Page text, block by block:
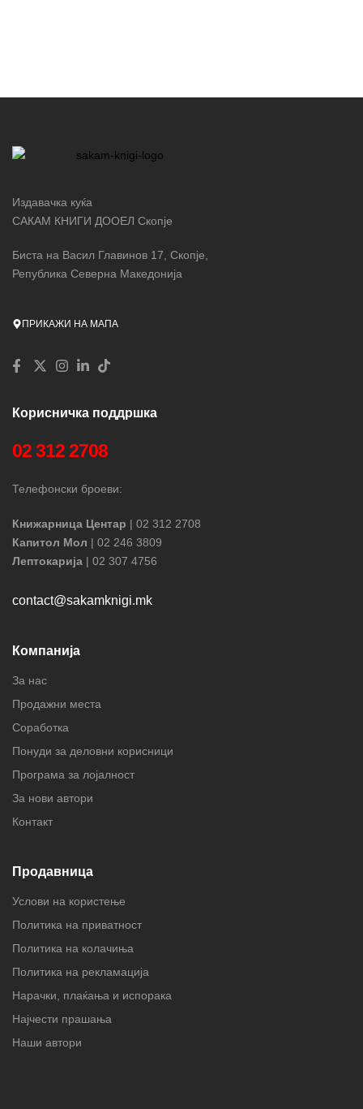
Издавачка куќа
САКАМ КНИГИ ДООЕЛ Скопје
Биста на Васил Главинов 17, Скопје,
Република Северна Македонија
ПРИКАЖИ НА МАПА
Корисничка поддршка
02 312 2708
Телефонски броеви:
Книжарница Центар | 02 312 2708
Капитол Мол | 02 246 3809
Лептокарија | 02 307 4756
contact@sakamknigi.mk
Компанија
За нас
Продажни места
Соработка
Понуди за деловни корисници
Програма за лојалност
За нови автори
Контакт
Продавница
Услови на користење
Политика на приватност
Политика на колачиња
Политика на рекламација
Нарачки, плаќања и испорака
Најчести прашања
Наши автори